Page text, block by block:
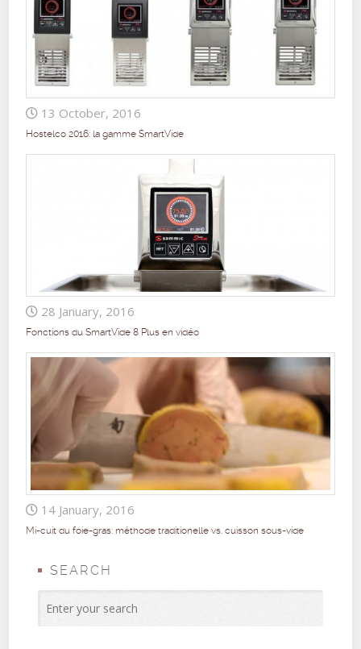
13 October, 2016
Hostelco 2016: la gamme SmartVide
28 January, 2016
Fonctions du SmartVide 8 Plus en vidéo
14 January, 2016
Mi-cuit du foie-gras: méthode traditionelle vs. cuisson sous-vide
SEARCH